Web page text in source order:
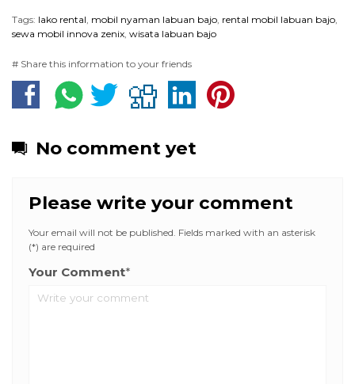
Tags: lako rental mobil nyaman labuan bajo rental mobil labuan bajo
sewa mobil innova zenix wisata labuan bajo
# Share this information to your friends
No comment yet
Please write your comment
Your email will not be published. Fields marked with an asterisk
(*) are required
Your Comment*